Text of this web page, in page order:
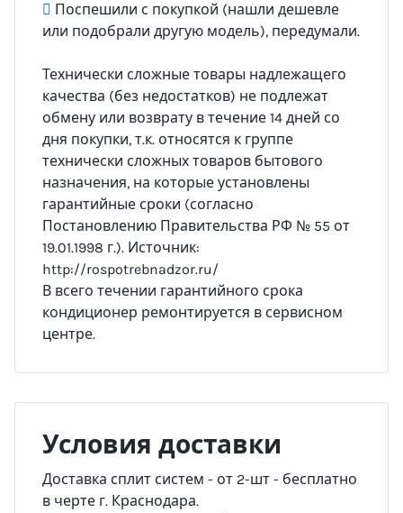
Поспешили с покупкой (нашли дешевле
или подобрали другую модель), передумали.
Технически сложные товары надлежащего
качества (без недостатков) не подлежат
обмену или возврату в течение 14 дней со
дня покупки, т.к. относятся к группе
технически сложных товаров бытового
назначения, на которые установлены
гарантийные сроки (согласно
Постановлению Правительства РФ № 55 от
19.01.1998 г.). Источник:
http://rospotrebnadzor.ru/
В всего течении гарантийного срока
кондиционер ремонтируется в сервисном
центре.
Условия доставки
Доставка сплит систем - от 2-шт - бесплатно
в черте г. Краснодара.